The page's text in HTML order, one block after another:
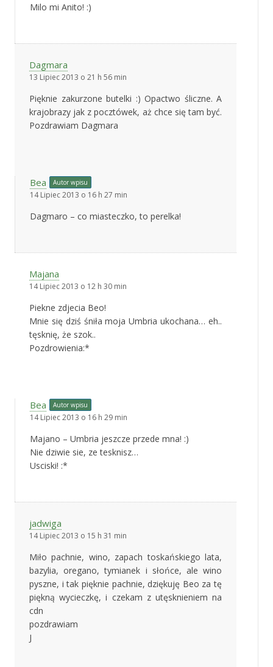
Milo mi Anito! :)
Dagmara
13 Lipiec 2013 o 21 h 56 min
Pięknie zakurzone butelki :) Opactwo śliczne. A
krajobrazy jak z pocztówek, aż chce się tam być.
Pozdrawiam Dagmara
Bea Autor wpisu
14 Lipiec 2013 o 16 h 27 min
Dagmaro – co miasteczko, to perelka!
Majana
14 Lipiec 2013 o 12 h 30 min
Piekne zdjecia Beo!
Mnie się dziś śniła moja Umbria ukochana… eh..
tęsknię, że szok..
Pozdrowienia:*
Bea Autor wpisu
14 Lipiec 2013 o 16 h 29 min
Majano – Umbria jeszcze przede mna! :)
Nie dziwie sie, ze tesknisz…
Usciski! :*
jadwiga
14 Lipiec 2013 o 15 h 31 min
Miło pachnie, wino, zapach toskańskiego lata,
bazylia, oregano, tymianek i słońce, ale wino
pyszne, i tak pięknie pachnie, dziękuję Beo za tę
piękną wycieczkę, i czekam z utęsknieniem na
cdn
pozdrawiam
J